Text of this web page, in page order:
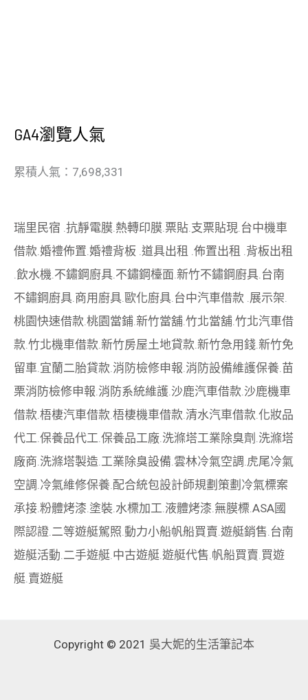
GA4瀏覽人氣
累積人氣：7,698,331
瑞里民宿 .抗靜電膜.熱轉印膜.票貼.支票貼現.台中機車
借款.婚禮佈置.婚禮背板 .道具出租 .佈置出租 .背板出租
.飲水機.不鏽鋼廚具.不鏽鋼檯面.新竹不鏽鋼廚具.台南
不鏽鋼廚具.商用廚具.歐化廚具.台中汽車借款 .展示架.
桃園快速借款.桃園當鋪.新竹當舖.竹北當舖.竹北汽車借
款.竹北機車借款.新竹房屋土地貸款.新竹急用錢.新竹免
留車.宜蘭二胎貸款.消防檢修申報.消防設備維護保養.苗
栗消防檢修申報.消防系統維護.沙鹿汽車借款.沙鹿機車
借款.梧棲汽車借款.梧棲機車借款.清水汽車借款.化妝品
代工.保養品代工.保養品工廠.洗滌塔工業除臭劑 .洗滌塔
廠商.洗滌塔製造.工業除臭設備.雲林冷氣空調.虎尾冷氣
空調.冷氣維修保養.配合統包設計師規劃策劃 冷氣標案
承接.粉體烤漆.塗裝.水標加工.液體烤漆.無膜標.ASA國
際認證.二等遊艇駕照.動力小船帆船買賣.遊艇銷售.台南
遊艇活動.二手遊艇.中古遊艇.遊艇代售.帆船買賣.買遊
艇.賣遊艇
Copyright © 2021 吳大妮的生活筆記本